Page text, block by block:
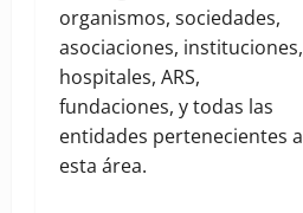
organismos, sociedades,
asociaciones, instituciones,
hospitales, ARS,
fundaciones, y todas las
entidades pertenecientes a
esta área.